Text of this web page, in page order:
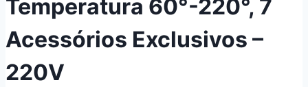
Temperatura 60°-220°, 7
Acessórios Exclusivos –
220V